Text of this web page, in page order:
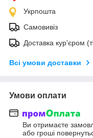
Укрпошта
Самовивіз
Доставка кур'єром
Всі умови доставки
Умови оплати
Ви отримаєте
або гроші